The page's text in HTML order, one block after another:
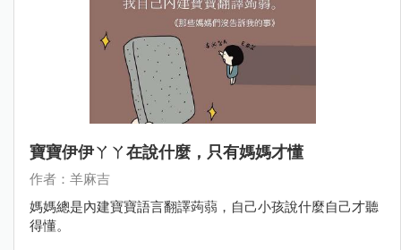
寶寶伊伊ㄚㄚ在說什麼，只有媽媽才懂
作者：羊麻吉
媽媽總是內建寶寶語言翻譯蒟蒻，自己小孩說什麼自己才聽
得懂。